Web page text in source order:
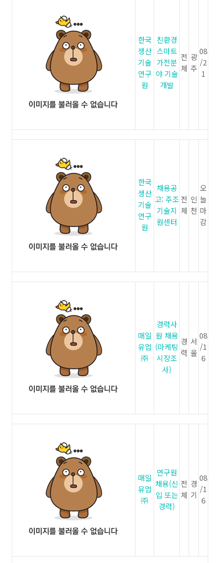
한국
생산
기술
연구
원
친환경
스마트
가전분
야 기술
개발
전
체
광
주
08
/2
1
한국
생산
기술
연구
원
채용공
고: 주조
기술지
원센터
전
체
인
천
오
늘
마
감
매일
유업
㈜
경력사
원 채용
(마케팅
시장조
사)
경
력
서
울
08
/1
6
매일
유업
㈜
연구원
채용(신
입 또는
경력)
전
체
경
기
08
/1
6